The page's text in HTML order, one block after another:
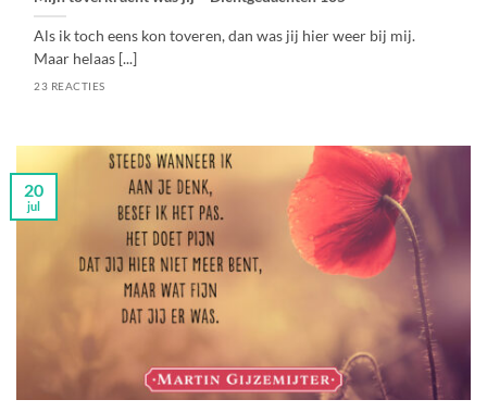
Als ik toch eens kon toveren, dan was jij hier weer bij mij.
Maar helaas [...]
23 REACTIES
20
jul